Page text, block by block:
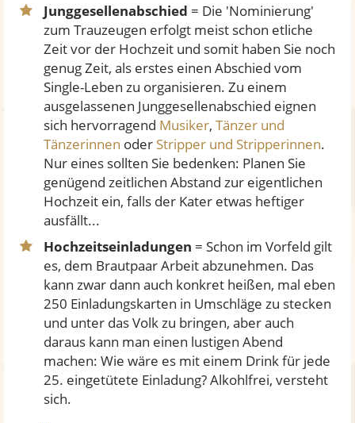
Junggesellenabschied = Die 'Nominierung'
zum Trauzeugen erfolgt meist schon etliche
Zeit vor der Hochzeit und somit haben Sie noch
genug Zeit, als erstes einen Abschied vom
Single-Leben zu organisieren. Zu einem
ausgelassenen Junggesellenabschied eignen
sich hervorragend Musiker, Tänzer und
Tänzerinnen oder Stripper und Stripperinnen.
Nur eines sollten Sie bedenken: Planen Sie
genügend zeitlichen Abstand zur eigentlichen
Hochzeit ein, falls der Kater etwas heftiger
ausfällt...
Hochzeitseinladungen = Schon im Vorfeld gilt
es, dem Brautpaar Arbeit abzunehmen. Das
kann zwar dann auch konkret heißen, mal eben
250 Einladungskarten in Umschläge zu stecken
und unter das Volk zu bringen, aber auch
daraus kann man einen lustigen Abend
machen: Wie wäre es mit einem Drink für jede
25. eingetütete Einladung? Alkohlfrei, versteht
sich.